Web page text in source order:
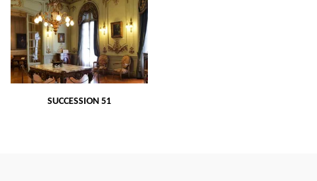
SUCCESSION 51